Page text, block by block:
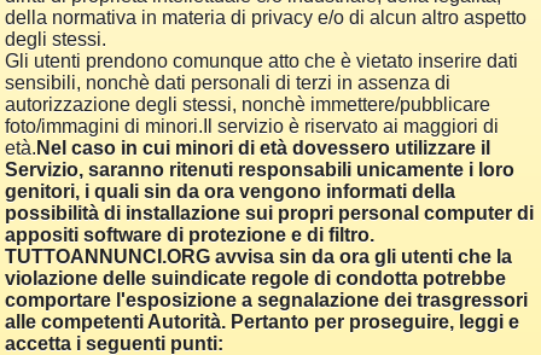
della normativa in materia di privacy e/o di alcun altro aspetto
degli stessi.
Gli utenti prendono comunque atto che è vietato inserire dati
sensibili, nonchè dati personali di terzi in assenza di
autorizzazione degli stessi, nonchè immettere/pubblicare
foto/immagini di minori.Il servizio è riservato ai maggiori di
età. Nel caso in cui minori di età dovessero utilizzare il
Servizio, saranno ritenuti responsabili unicamente i loro
genitori, i quali sin da ora vengono informati della
possibilità di installazione sui propri personal computer di
appositi software di protezione e di filtro.
TUTTOANNUNCI.ORG avvisa sin da ora gli utenti che la
violazione delle suindicate regole di condotta potrebbe
comportare l'esposizione a segnalazione dei trasgressori
alle competenti Autorità. Pertanto per proseguire, leggi e
accetta i seguenti punti: